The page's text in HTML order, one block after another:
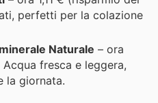
perfetti per la colazione
Naturale – ora
fresca e leggera,
la giornata.